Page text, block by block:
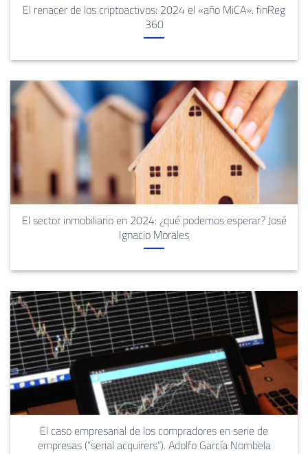
El renacer de los criptoactivos: 2024 el «año MiCA». finReg
360
El sector inmobiliario en 2024: ¿qué podemos esperar? José
Ignacio Morales
El caso empresarial de los compradores en serie de
empresas (“serial acquirers”). Adolfo García Nombela